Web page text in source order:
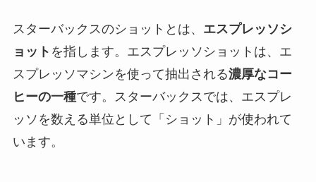
スターバックスのショットとは、 エスプレッソシ
ョット を指します。エスプレッソショットは、エ
スプレッソマシンを使って抽出される濃厚なコー
ヒーの一種です。スターバックスでは、エスプレ
ッソを数える単位として「ショット」が使われて
います。